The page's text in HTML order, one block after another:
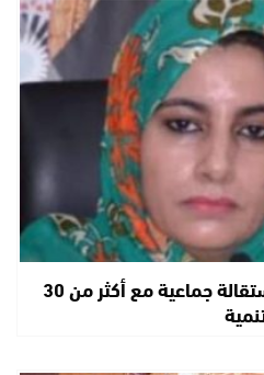
زلزال سياسي بالعيون… استقالة جماعية مع أكثر من 30